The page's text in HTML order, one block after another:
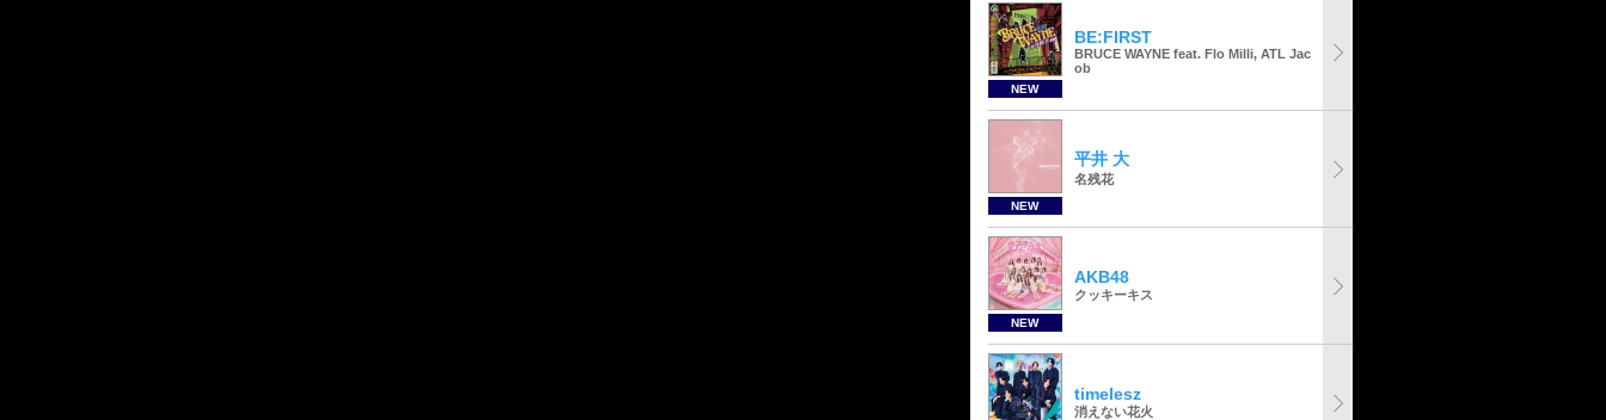
NEW
BE:FIRST
BRUCE WAYNE feat. Flo Milli, ATL Jac
ob
NEW
平井 大
名残花
NEW
AKB48
クッキーキス
timelesz
消えない花火